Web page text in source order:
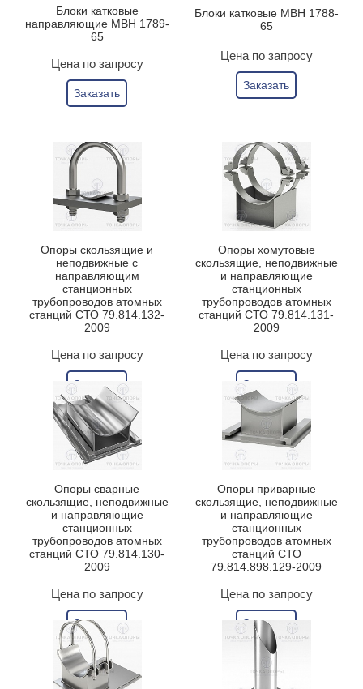
Блоки катковые
направляющие МВН 1789-
65
Цена по запросу
Заказать
Блоки катковые МВН 1788-
65
Цена по запросу
Заказать
Опоры скользящие и
неподвижные с
направляющим
станционных
трубопроводов атомных
станций СТО 79.814.132-
2009
Цена по запросу
Заказать
Опоры хомутовые
скользящие, неподвижные
и направляющие
станционных
трубопроводов атомных
станций СТО 79.814.131-
2009
Цена по запросу
Заказать
Опоры сварные
скользящие, неподвижные
и направляющие
станционных
трубопроводов атомных
станций СТО 79.814.130-
2009
Цена по запросу
Заказать
Опоры приварные
скользящие, неподвижные
и направляющие
станционных
трубопроводов атомных
станций СТО
79.814.898.129-2009
Цена по запросу
Заказать